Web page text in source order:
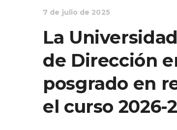
7 de julio de 2025
La
de Dirección
posgrado en
el curso 2026-